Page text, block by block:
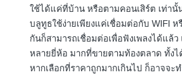
ใช้ได้แค่ที่บ้าน หรือตามคอนเสิร์ต เท่านั้
บลูทูธใช้ง่ายเพียงแค่เชื่อมต่อกับ WIFI ห
กันก็สามารถเชื่อมต่อเพื่อฟังเพลงได้แล้
หลายยี่ห้อ มากที่ขายตามท้องตลาด ทั้ง
หากเลือกที่ราคาถูกมากเกินไป ก็อาจจะ